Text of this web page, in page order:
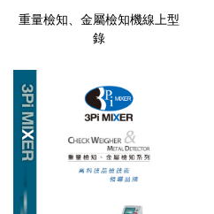
重量檢知、金屬檢知機線上型
錄